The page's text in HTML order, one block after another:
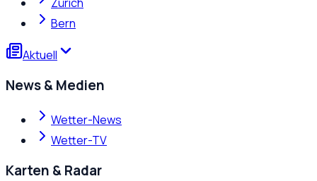
Bern
Aktuell
News & Medien
Wetter-News
Wetter-TV
Karten & Radar